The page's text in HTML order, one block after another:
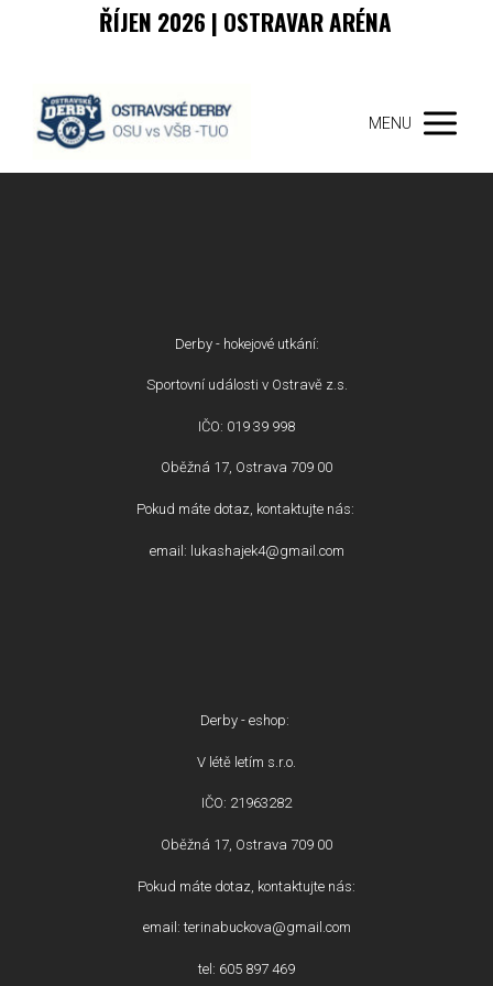
ŘÍJEN 2026 | OSTRAVAR ARÉNA
MENU
Derby - hokejové utkání:
Sportovní události v Ostravě z.s.
IČO: 019 39 998
Oběžná 17, Ostrava 709 00
Pokud máte dotaz, kontaktujte nás:
email: lukashajek4@gmail.com
Derby - eshop:
V létě letím s.r.o.
IČO: 21963282
Oběžná 17, Ostrava 709 00
Pokud máte dotaz, kontaktujte nás:
email: terinabuckova@gmail.com
tel: 605 897 469